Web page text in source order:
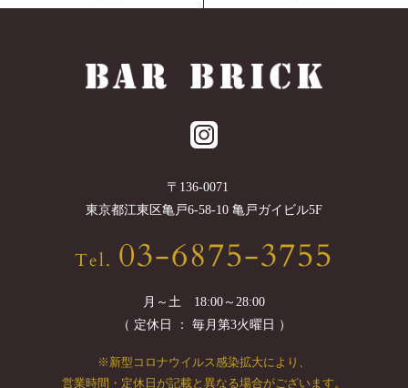
〒 136-0071
東京都江東区亀戸6-58-10 亀戸ガイビル5F
Tel. 03-6875-3755
月～土 18:00～28:00
（ 定休日 ： 毎月第3火曜日 ）
※新型コロナウイルス感染拡大により、
営業時間・定休日が記載と異なる場合がございます。